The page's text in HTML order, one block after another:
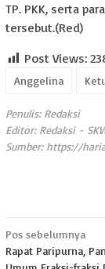
TP. PKK, serta
tersebut.(Red)
Post Views:
Anggelina
Penulis: Redaksi
Editor: Redaksi -
Sumber: https://
Navigasi
pos
Pos sebelumnya
Rapat Paripurna,